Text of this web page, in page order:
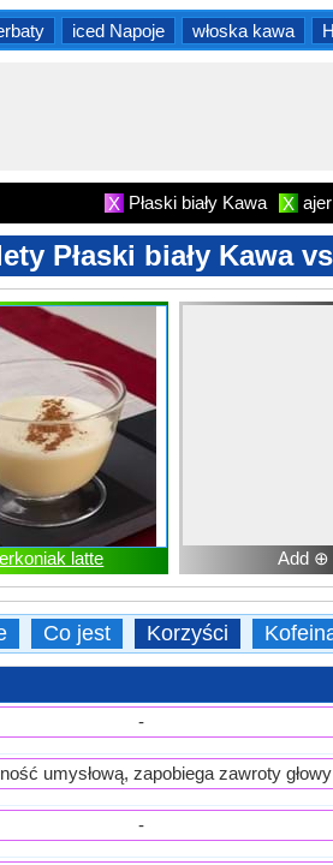
iced Napoje włoska kawa
X Płaski biały Kawa X
Płaski biały Kawa
latte Add ⊕
Co jest Korzyści
-
umysłową, zapobiega zawroty głowy
-